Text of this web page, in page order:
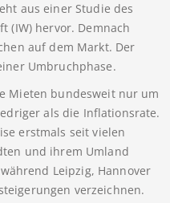
aus einer Studie des
(IW) hervor. Demnach
auf dem Markt. Der
Umbruchphase.
Mieten bundesweit nur um
als die Inflationsrate.
erstmals seit vielen
und ihrem Umland
Leipzig, Hannover
verzeichnen.